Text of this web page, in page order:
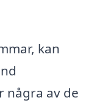
kan
några av de